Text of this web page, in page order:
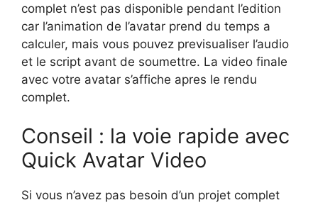
complet n’est pas disponible pendant l’edition
car l’animation de l’avatar prend du temps a
calculer, mais vous pouvez previsualiser l’audio
et le script avant de soumettre. La video finale
avec votre avatar s’affiche apres le rendu
complet.
Conseil : la voie rapide avec
Quick Avatar Video
Si vous n’avez pas besoin d’un projet complet